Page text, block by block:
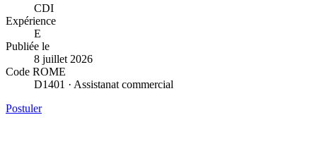
CDI
Expérience
E
Publiée le
8 juillet 2026
Code ROME
D1401 · Assistanat commercial
Postuler